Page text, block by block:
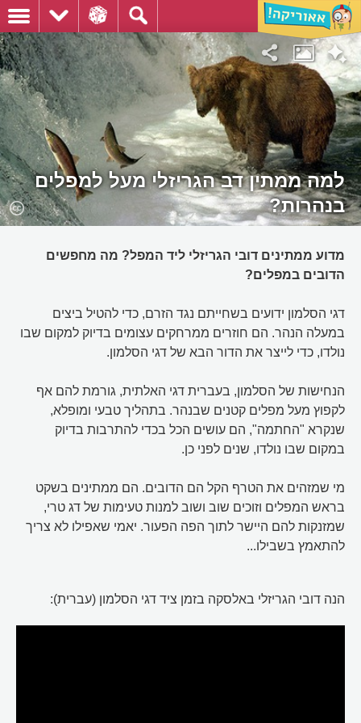
למה ממתין דב הגריזלי מעל למפלים
בנהרות?
מדוע ממתינים דובי הגריזלי ליד המפל? מה מחפשים
הדובים במפלים?
דגי הסלמון ידועים בשחייתם נגד הזרם, כדי להטיל ביצים
במעלה הנהר. הם חוזרים ממרחקים עצומים בדיוק למקום שבו
נולדו, כדי לייצר את הדור הבא של דגי הסלמון.
הנחישות של הסלמון, בעברית דגי האלתית, גורמת להם אף
לקפוץ מעל מפלים קטנים שבנהר. בתהליך טבעי ומופלא,
שנקרא "החתמה", הם עושים הכל בכדי להתרבות בדיוק
במקום שבו נולדו, שנים לפני כן.
מי שמזהים את הטרף הקל הם הדובים. הם ממתינים בשקט
בראש המפלים וזוכים שוב ושוב למנות טעימות של דג טרי,
שמזנקות להם היישר לתוך הפה הפעור. יאמי שאפילו לא צריך
להתאמץ בשבילו...
הנה דובי הגריזלי באלסקה בזמן ציד דגי הסלמון (עברית):